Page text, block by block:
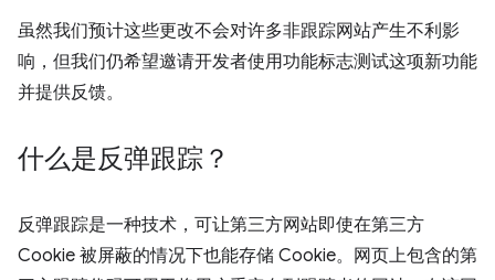
虽然我们预计这些更改不会对许多非跟踪网站产生不利影
响，但我们仍希望邀请开发者使用功能标志测试这项新功能
并提供反馈。
什么是反弹跟踪？
反弹跟踪是一种技术，可让第三方网站即使在第三方
Cookie 被屏蔽的情况下也能存储 Cookie。网页上包含的第